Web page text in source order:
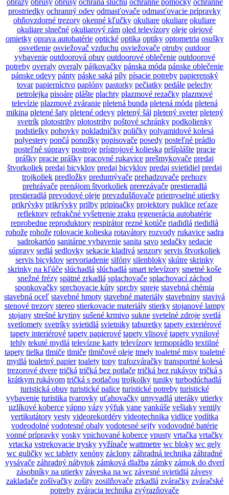
prostriedky ochranný odev odmasťovače odmasťovacie prípravky
ohňovzdorné trezory okenné kľučky okuliare okuliare okuliare
okuliare slnečné okuliarový rám oled televízory oleje olejové
omietky oprava autobatérie optické optika optiky optometria osušky
osvetlenie osviežovač vzduchu osviežovače otruby outdoor
vybavenie outdoorová obuv outdoorové oblečenie outdoorové
potreby overaly overaly pájkovačky pánska móda pánske oblečenie
pánske odevy pánty páske saká píly písacie potreby papierenský
tovar papierníctvo paplóny pastorky pečiatky pedále pelechy
petrolejka pisoáre plášte plachty plazmové rezačky plazmové
televízie plazmové zváranie pletená bunda pletená móda pletená
mikina pletené šaty pletené odevy pletený šál pletený sveter pletený
svetrík plotostrihy plotostrihy poštové schránky podkolienky
podstielky pohovky pokladničky poličky polyamidové kolesá
polyestery pončá ponožky popisovače posedy posteľné prádlo
posteľné súpravy postroje prístrojové kolieska pršíplášte pracie
prášky pracie prášky pracovné rukavice prešmykovače predaj
štvorkoliek predaj bicyklov predaj bicyklov predaj svietidiel predaj
trojkoliek predložky predumývače prehadzovače prehozy
prehrávače prenájom štvorkoliek prerezávače prestieradlá
prestieradlá prevodové oleje prevzdušňovače priemyselné utierky
prikrývky prikrývky prilby pripinačky projektory puklice reťaze
reflektory refrakčné vyšetrenie zraku regenerácia autobatérie
reprobedne reproduktory respirátor rezné kotúče riadidlá riedidlá
rohože rohože rolovacie kolieska rotavátory rozvody rukavice sadra
sadrokartón sanitárne vybavenie sanita savo sedačky sedacie
súpravy sedlá sedlovky sekacie kladivá senzory servis štvorkoliek
servis bicyklov servoriadenie sifóny silenbloky skútre skrinky
skrinky na kľúče slúchadlá slúchadlá smart televízory smetné koše
snežné frézy spätné zrkadlá splachovače splachovací záchod
sponkovačky sprchovacie kúty sprchy spreje stavebná chémia
stavebná oceľ stavebné hmoty stavebné materiály stavebniny stavivá
stenové trezory stereo stierkovacie materiály stierky stojanové lampy
stojany strešné krytiny sušené krmivo sukne svetelné zdroje svetlá
svetlomety svetríky svietidlá svietniky taburetky tapety exteriérové
tapety interiérové tapety papierové tapety vlisové tapety vynilové
tehly tekuté mydlá televízne karty televízory termoprádlo textilné
tapety tielka tlmiče tlmiče tlmičové oleje tmely toaletné misy toaletné
mydlá toaletný papier toalety topy trafozváračky transportné kolesá
trezorové dvere tričká tričká bez potlače tričká bez rukávov tričká s
krátkym rukávom tričká s potlačou trojkolky tuniky turbodúchadlá
turistická obuv turistické palice turistické potreby turistické
vybavenie turistika tvarovky uťahovačky umyvadlá uteráky utierky
uzlíkové koberce vápno vázy výfuk vane vankúše vešiaky ventily
vertikutátory vesty videorekordéry videotechnika vidlice vodítka
vodeodolné vodotesné obaly vodotesné sejfy vodovodné batérie
vonné prípravky vosky vpichované koberce vpusty vrtačka vrtačky
vrtacka vstrekovacie trysky vyžínače wattmetre wc bloky wc gely
wc guličky wc tablety xenóny záclony záhradná technika záhradné
vysávače záhradný nábytok zámková dlažba zámky zámok do dverí
zásobníky na utierky záveska na wc závesné svietidlá závesy
zakladače zošívačky zošity zosilňovače zrkadlá zváračky zváračské
potreby zváracia technika zvýrazňovače